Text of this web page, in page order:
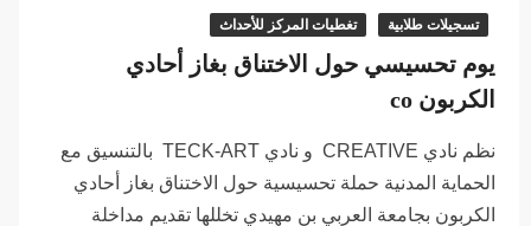
التدخين،
شعار
«التبغ،
لبيئتنا»
تسجيلات طلابية تغطيات المركز للأحداث
يوم تحسيسي حول الاختناق بغاز أحادي
الكربون co
نظم نادي CREATIVE و نادي TECK-ART بالتنسيق مع
الحماية المدنية حملة تحسيسية حول الاختناق بغاز أحادي
الكربون بجامعة العربي بن مهيدي تخللها تقديم مداخلة